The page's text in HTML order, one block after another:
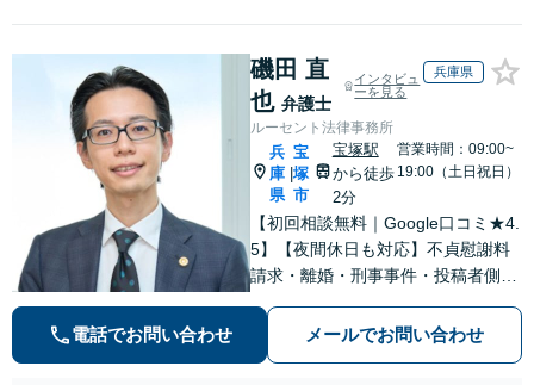
磯田 直
也 弁護士
インタビュ
ーを見る
兵庫県
ルーセント法律事務所
兵
庫
県
宝
塚
市
宝塚駅
から徒歩
2分
営業時間：09:00~
19:00（土日祝日）
【初回相談無料｜Google口コミ★4.
5】【夜間休日も対応】不貞慰謝料
請求・離婚・刑事事件・投稿者側発
数。オーダーメイドのサービスで問
題解決や事業の推進を強力にサポー
電話でお問い合わせ メールでお問い合わせ